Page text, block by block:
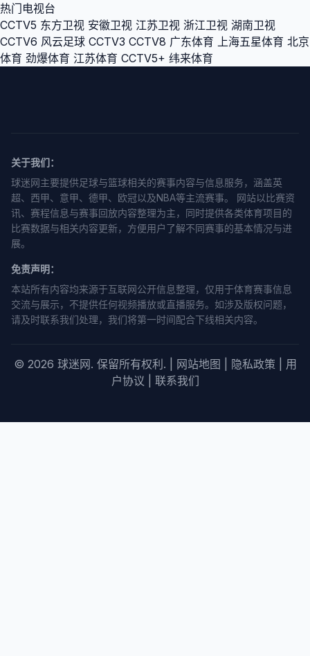
热门电视台
CCTV5 东方卫视 安徽卫视 江苏卫视 浙江卫视 湖南卫视
CCTV6 风云足球 CCTV3 CCTV8 广东体育 上海五星体育 北京
体育 劲爆体育 江苏体育 CCTV5+ 纬来体育
关于我们：
球迷网主要提供足球与篮球相关的赛事内容与信息服务，涵盖英
超、西甲、意甲、德甲、欧冠以及NBA等主流赛事。 网站以比赛资
讯、赛程信息与赛事回放内容整理为主，同时提供各类体育项目的
比赛数据与相关内容更新，方便用户了解不同赛事的基本情况与进
展。
免责声明：
本站所有内容均来源于互联网公开信息整理，仅用于体育赛事信息
交流与展示，不提供任何视频播放或直播服务。如涉及版权问题，
请及时联系我们处理，我们将第一时间配合下线相关内容。
© 2026 球迷网. 保留所有权利. | 网站地图 隐私政策
用
户协议
联系我们